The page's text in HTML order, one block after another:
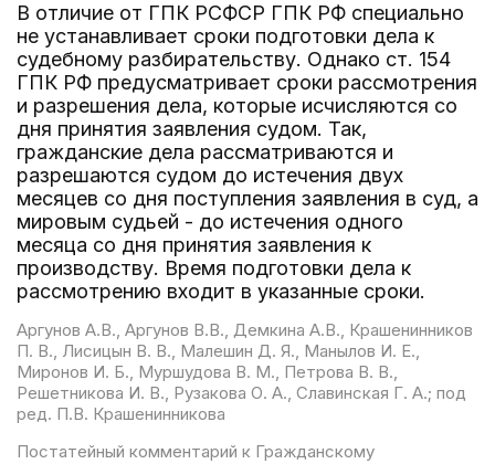
В отличие от ГПК РСФСР ГПК РФ специально
не устанавливает сроки подготовки дела к
судебному разбирательству. Однако ст. 154
ГПК РФ предусматривает сроки рассмотрения
и разрешения дела, которые исчисляются со
дня принятия заявления судом. Так,
гражданские дела рассматриваются и
разрешаются судом до истечения двух
месяцев со дня поступления заявления в суд, а
мировым судьей - до истечения одного
месяца со дня принятия заявления к
производству. Время подготовки дела к
рассмотрению входит в указанные сроки.
Аргунов А.В., Аргунов В.В., Демкина А.В., Крашенинников
П. В., Лисицын В. В., Малешин Д. Я., Манылов И. Е.,
Миронов И. Б., Муршудова В. М., Петрова В. В.,
Решетникова И. В., Рузакова О. А., Славинская Г. А.; под
ред. П.В. Крашенинникова
Постатейный комментарий к Гражданскому